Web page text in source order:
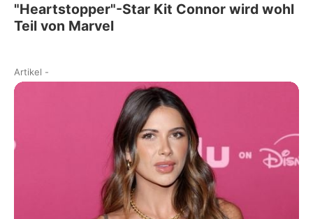
"Heartstopper"-Star Kit Connor wird wohl
Teil von Marvel
Artikel -